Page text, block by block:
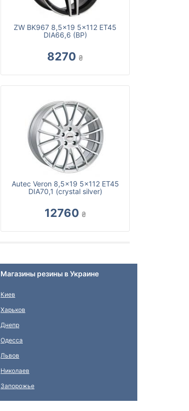
ZW BK967 8,5x19 5x112 ET45
DIA66,6 (BP)
8270 ₴
Autec Veron 8,5x19 5x112 ET45
DIA70,1 (crystal silver)
12760 ₴
Магазины резины в Украине
Киев
Харьков
Днепр
Одесса
Львов
Николаев
Запорожье